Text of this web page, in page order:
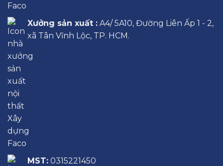
Xưởng sản xuất : A4/ 5A10, Đường Liên Ấp 1 - 2,
xã Tân Vĩnh Lộc, TP. HCM.
MST: 0315221450